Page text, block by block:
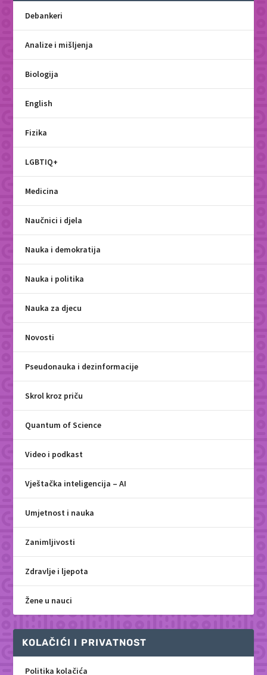
Debankeri
Analize i mišljenja
Biologija
English
Fizika
LGBTIQ+
Medicina
Naučnici i djela
Nauka i demokratija
Nauka i politika
Nauka za djecu
Novosti
Pseudonauka i dezinformacije
Skrol kroz priču
Quantum of Science
Video i podkast
Vještačka inteligencija – AI
Umjetnost i nauka
Zanimljivosti
Zdravlje i ljepota
Žene u nauci
KOLAČIĆI I PRIVATNOST
Politika kolačića